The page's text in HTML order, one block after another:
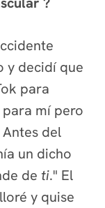
y decidí que
para
mí pero
del
un dicho
de ti." El
y quise